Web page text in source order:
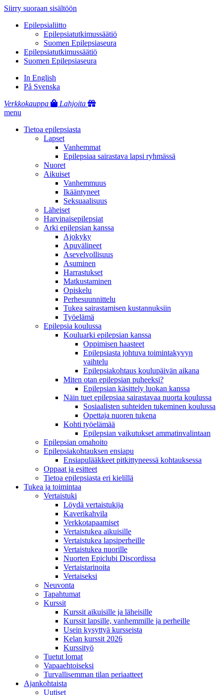
Siirry suoraan sisältöön
Epilepsialiitto
Epilepsiatutkimussäätiö
Suomen Epilepsiaseura
Epilepsiatutkimussäätiö
Suomen Epilepsiaseura
In English
På Svenska
Verkkokauppa
Lahjoita
menu
Tietoa epilepsiasta
Lapset
Vanhemmat
Epilepsiaa sairastava lapsi ryhmässä
Nuoret
Aikuiset
Vanhemmuus
Ikääntyneet
Seksuaalisuus
Läheiset
Harvinaisepilepsiat
Arki epilepsian kanssa
Ajokyky
Apuvälineet
Asevelvollisuus
Asuminen
Harrastukset
Matkustaminen
Opiskelu
Perhesuunnittelu
Tukea sairastamisen kustannuksiin
Työelämä
Epilepsia koulussa
Kouluarki epilepsian kanssa
Oppimisen haasteet
Epilepsiasta johtuva toimintakyvyn
vaihtelu
Epilepsiakohtaus koulupäivän aikana
Miten otan epilepsian puheeksi?
Epilepsian käsittely luokan kanssa
Näin tuet epilepsiaa sairastavaa nuorta koulussa
Sosiaalisten suhteiden tukeminen koulussa
Opettaja nuoren tukena
Kohti työelämää
Epilepsian vaikutukset ammatinvalintaan
Epilepsian omahoito
Epilepsiakohtauksen ensiapu
Ensiapulääkkeet pitkittyneessä kohtauksessa
Oppaat ja esitteet
Tietoa epilepsiasta eri kielillä
Tukea ja toimintaa
Vertaistuki
Löydä vertaistukija
Kaverikahvila
Verkkotapaamiset
Vertaistukea aikuisille
Vertaistukea lapsiperheille
Vertaistukea nuorille
Nuorten Epiclubi Discordissa
Vertaistarinoita
Vertaiseksi
Neuvonta
Tapahtumat
Kurssit
Kurssit aikuisille ja läheisille
Kurssit lapsille, vanhemmille ja perheille
Usein kysyttyä kursseista
Kelan kurssit 2026
Kurssityö
Tuetut lomat
Vapaaehtoiseksi
Turvallisemman tilan periaatteet
Ajankohtaista
Uutiset